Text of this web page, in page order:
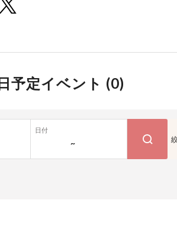
予定イベント (0)
日付
~